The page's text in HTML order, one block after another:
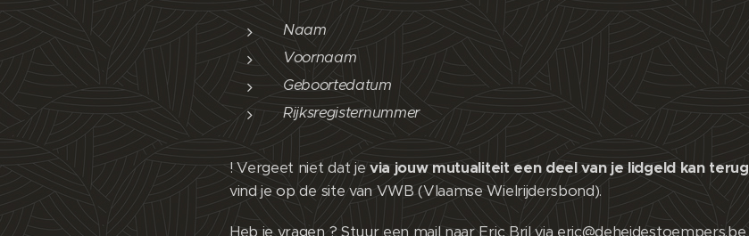
Naam
Voornaam
Geboortedatum
Rijksregisternummer
! Vergeet niet dat je via jouw mutualiteit een deel van je lidgeld kan
vind je op de site van VWB (Vlaamse Wielrijdersbond).
Heb je vragen ? Stuur een mail naar Eric Bril via